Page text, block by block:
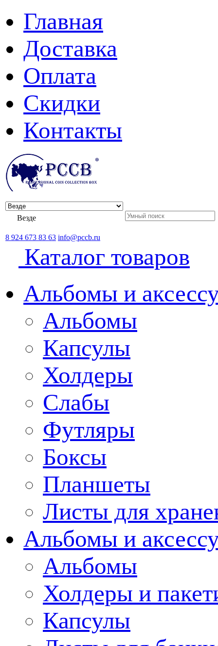
Главная
Доставка
Оплата
Скидки
Контакты
Везде
8 924 673 83 63 info@pccb.ru
Каталог товаров
Альбомы и
Альбомы
Капсулы
Холдеры
Слабы
Футляры
Боксы
Планшеты
Листы для
Альбомы и
Альбомы
Холдеры и
Капсулы